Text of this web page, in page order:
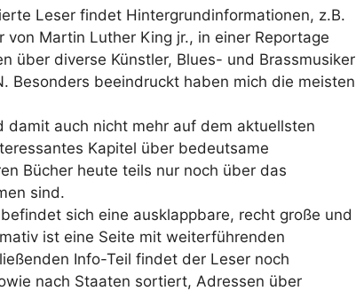
Leser findet Hintergrundinformationen, z.B.
Martin Luther King jr., in einer Reportage
über diverse Künstler, Blues- und Brassmusiker
Besonders beeindruckt haben mich die meisten
damit auch nicht mehr auf dem aktuellsten
Kapitel über bedeutsame
Bücher heute teils nur noch über das
sind.
sich eine ausklappbare, recht große und
ist eine Seite mit weiterführenden
Info-Teil findet der Leser noch
nach Staaten sortiert, Adressen über